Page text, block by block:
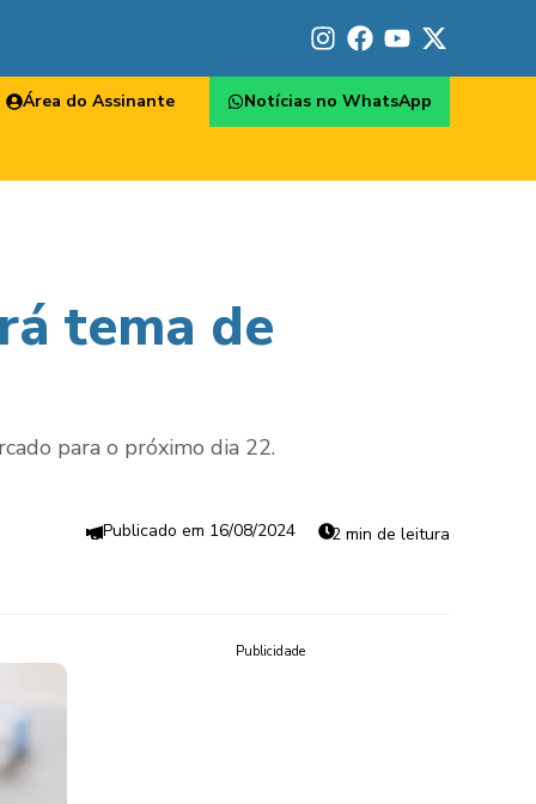
Área do Assinante Notícias no WhatsApp
tema de
para o próximo dia 22.
16/08/2024 2 min de leitura
Publicidade